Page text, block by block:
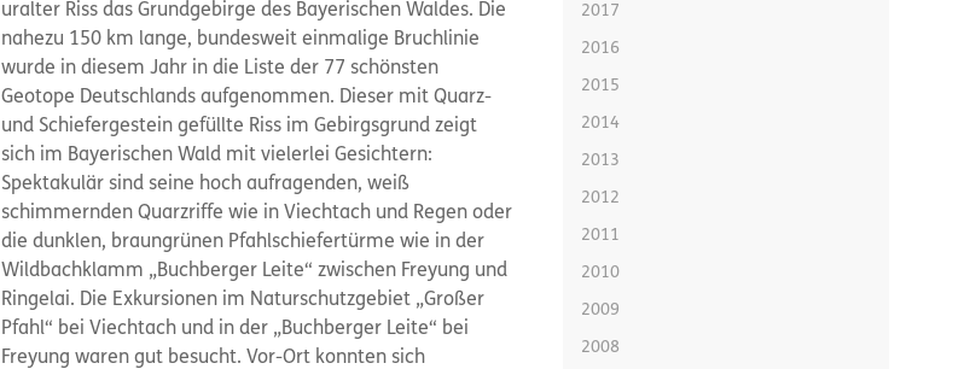
uralter Riss das Grundgebirge des Bayerischen Waldes. Die
nahezu 150 km lange, bundesweit einmalige Bruchlinie
wurde in diesem Jahr in die Liste der 77 schönsten
Geotope Deutschlands aufgenommen. Dieser mit Quarz-
und Schiefergestein gefüllte Riss im Gebirgsgrund zeigt
sich im Bayerischen Wald mit vielerlei Gesichtern:
Spektakulär sind seine hoch aufragenden, weiß
schimmernden Quarzriffe wie in Viechtach und Regen oder
die dunklen, braungrünen Pfahlschiefertürme wie in der
Wildbachklamm „Buchberger Leite“ zwischen Freyung und
Ringelai. Die Exkursionen im Naturschutzgebiet „Großer
Pfahl“ bei Viechtach und in der „Buchberger Leite“ bei
Freyung waren gut besucht. Vor-Ort konnten sich
2017
2016
2015
2014
2013
2012
2011
2010
2009
2008